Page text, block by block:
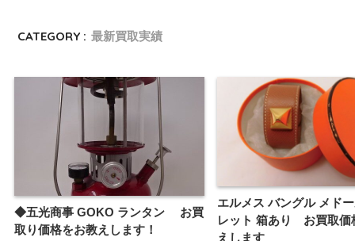
CATEGORY : 最新買取実績
◆五光商事 GOKO ランタン お買
取り価格をお教えします！
エルメス バングル メド
レット 箱あり お買取価
えします